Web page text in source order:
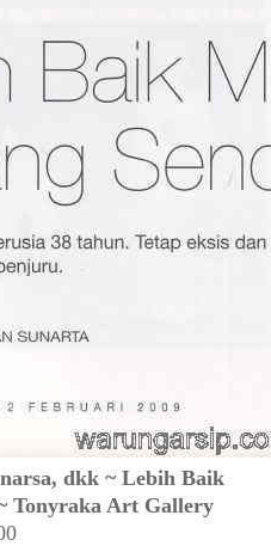
dkk ~ Lebih Baik
Tonyraka Art Gallery